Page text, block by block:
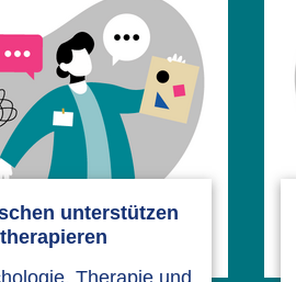
unterstützen
Therapie und